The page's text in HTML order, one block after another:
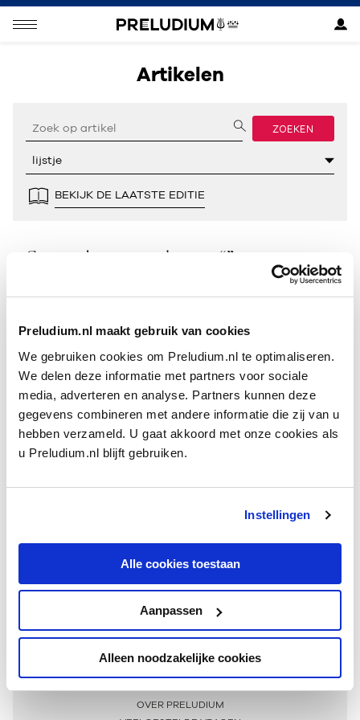
Preludium.nl maakt gebruik van cookies
We gebruiken cookies om Preludium.nl te optimaliseren.
We delen deze informatie met partners voor sociale
media, adverteren en analyse. Partners kunnen deze
gegevens combineren met andere informatie die zij van u
hebben verzameld. U gaat akkoord met onze cookies als
u Preludium.nl blijft gebruiken.
Instellingen
Alle cookies toestaan
Aanpassen
Alleen noodzakelijke cookies
Artikelen
ZOEKEN
BEKIJK DE LAATSTE EDITIE
Geen resultaten gevonden voor “”.
Meer informatie
OVER PRELUDIUM